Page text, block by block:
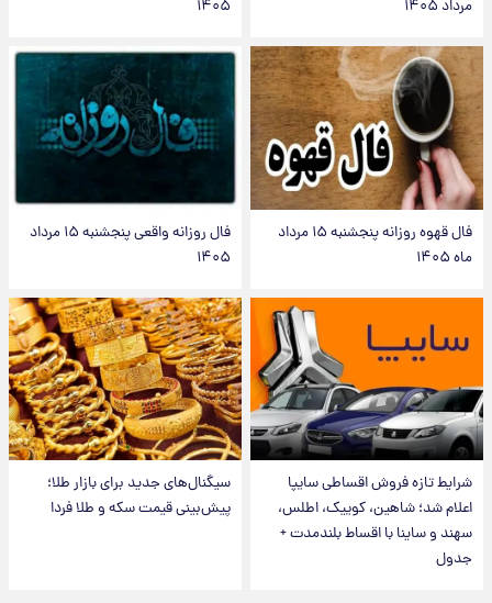
مرداد ۱۴۰۵
۱۴۰۵
فال قهوه روزانه پنجشنبه ۱۵ مرداد
ماه ۱۴۰۵
فال روزانه واقعی پنجشنبه ۱۵ مرداد
۱۴۰۵
شرایط تازه فروش اقساطی سایپا
اعلام شد؛ شاهین، کوییک، اطلس،
سهند و ساینا با اقساط بلندمدت +
جدول
سیگنال‌های جدید برای بازار طلا؛
پیش‌بینی قیمت سکه و طلا فردا